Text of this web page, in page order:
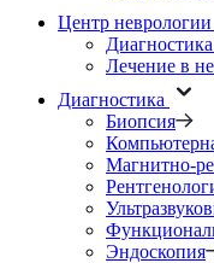
Центр неврологии
Лечение в
Диагностика
Биопсия
Магнитно-
Эндоскопия